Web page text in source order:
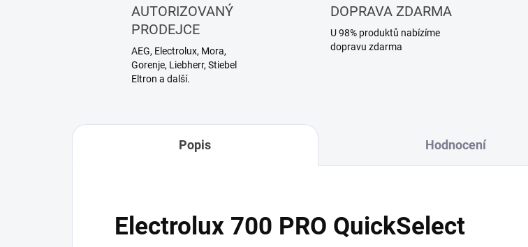
AUTORIZOVANÝ
PRODEJCE
AEG, Electrolux, Mora,
Gorenje, Liebherr, Stiebel
Eltron a další.
DOPRAVA ZDARMA
U 98% produktů nabízíme
dopravu zdarma
Popis Hodnocení
Electrolux 700 PRO QuickSelect